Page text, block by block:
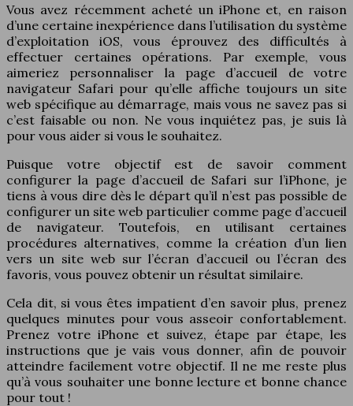
Vous avez récemment acheté un iPhone et, en raison
d’une certaine inexpérience dans l’utilisation du système
d’exploitation iOS, vous éprouvez des difficultés à
effectuer certaines opérations. Par exemple, vous
aimeriez personnaliser la page d’accueil de votre
navigateur Safari pour qu’elle affiche toujours un site
web spécifique au démarrage, mais vous ne savez pas si
c’est faisable ou non. Ne vous inquiétez pas, je suis là
pour vous aider si vous le souhaitez.
Puisque votre objectif est de savoir comment
configurer la page d’accueil de Safari sur l’iPhone, je
tiens à vous dire dès le départ qu’il n’est pas possible de
configurer un site web particulier comme page d’accueil
de navigateur. Toutefois, en utilisant certaines
procédures alternatives, comme la création d’un lien
vers un site web sur l’écran d’accueil ou l’écran des
favoris, vous pouvez obtenir un résultat similaire.
Cela dit, si vous êtes impatient d’en savoir plus, prenez
quelques minutes pour vous asseoir confortablement.
Prenez votre iPhone et suivez, étape par étape, les
instructions que je vais vous donner, afin de pouvoir
atteindre facilement votre objectif. Il ne me reste plus
qu’à vous souhaiter une bonne lecture et bonne chance
pour tout !